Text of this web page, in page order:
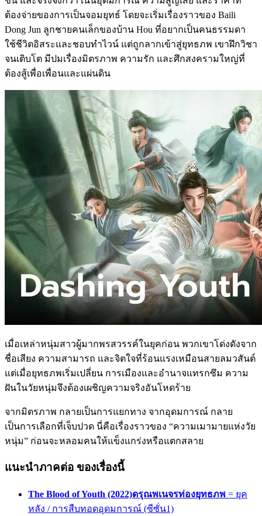
ต้องจ่ายของการเป็นจอมยุทธ์ โดยจะเริ่มเรื่องราวของ Baili
Dong Jun ลูกชายคนเล็กของบ้าน Hou ที่อยากเป็นคนธรรมดา
ใช้ชีวิตอิสระและชอบทำไวน์ แต่ถูกลากเข้าสู่ยุทธภพ เขาฝึกวิชา
จนเติบโต มีปมเรื่องมิตรภาพ ความรัก และศึกสงครามใหญ่ที่
ต้องสู้เพื่อเพื่อนและแผ่นดิน
เมื่อเหล่าหนุ่มสาวผู้มากพรสวรรค์ในยุคก่อน พวกเขาโด่งดังจาก
ชื่อเสียง ความสามารถ และจิตใจที่ร้อนแรงเหมือนสายลมวสันต์
แต่เมื่อยุทธภพเริ่มเปลี่ยน การเมืองและอำนาจแทรกซึม ความ
ฝันในวัยหนุ่มจึงต้องเผชิญความจริงอันโหดร้าย
จากมิตรภาพ กลายเป็นการแยกทาง จากอุดมการณ์ กลาย
เป็นการเลือกที่เจ็บปวด นี่คือเรื่องราวของ “ความเมามายแห่งวัย
หนุ่ม” ก่อนจะหลอมคนให้แข็งแกร่งหรือแตกสลาย
แนะนำภาคต่อ ของเรื่องนี้
The Blood of Youth (2022)ดรุณพเนจรท่องยุทธภพ = ยุค
หลัง / การสืบทอดอุดมการณ์ (ซีซั่น1)